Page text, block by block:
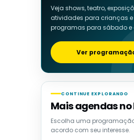
Veja shows, teatro,
atividades para crianças e
programas para sábado e
Ver
CONTINUE EXPLORANDO
Mais agendas no
Escolha uma
acordo com seu interesse.